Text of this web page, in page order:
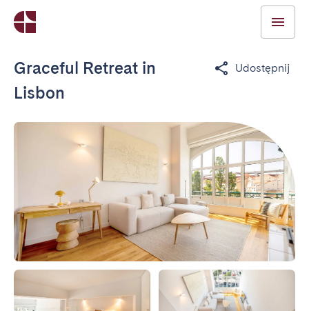
Graceful Retreat in
Lisbon
Udostępnij